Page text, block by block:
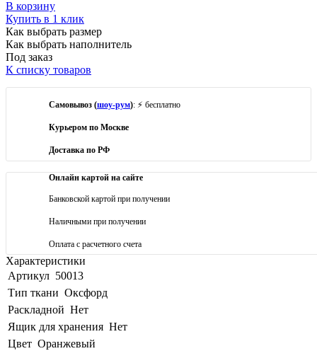
В корзину
Купить в 1 клик
Как выбрать размер
Как выбрать наполнитель
Под заказ
К списку товаров
Самовывоз (шоу-рум): ⚡ бесплатно
Курьером по Москве
Доставка по РФ
Онлайн картой на сайте
Банковской картой при получении
Наличными при получении
Оплата с расчетного счета
Характеристики
Артикул 50013
Тип ткани Оксфорд
Раскладной Нет
Ящик для хранения Нет
Цвет Оранжевый